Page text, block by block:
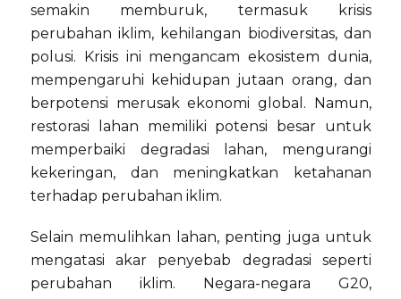
semakin memburuk, termasuk krisis
perubahan iklim, kehilangan biodiversitas, dan
polusi. Krisis ini mengancam ekosistem dunia,
mempengaruhi kehidupan jutaan orang, dan
berpotensi merusak ekonomi global. Namun,
restorasi lahan memiliki potensi besar untuk
memperbaiki degradasi lahan, mengurangi
kekeringan, dan meningkatkan ketahanan
terhadap perubahan iklim.
Selain memulihkan lahan, penting juga untuk
mengatasi akar penyebab degradasi seperti
perubahan iklim. Negara-negara G20,